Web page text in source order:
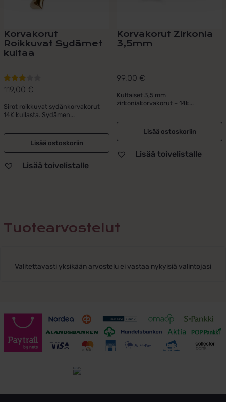
Korvakorut
Roikkuvat Sydämet
kultaa
Arvostelu
3.00 / 5
119,00 €
Sirot roikkuvat sydänkorvakorut
14K kullasta. Sydämen...
Lisää ostoskoriin
Lisää toivelistalle
Korvakorut Zirkonia
3,5mm
99,00 €
Kultaiset 3,5 mm
zirkoniakorvakorut – 14k...
Lisää ostoskoriin
Lisää toivelistalle
Tuotearvostelut
Valitettavasti yksikään arvostelu ei vastaa nykyisiä valintojasi
Toimitusehdot